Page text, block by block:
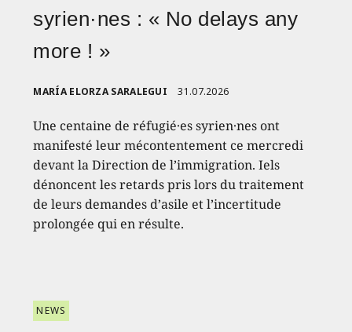
syrien·nes : « No delays any
more ! »
MARÍA ELORZA SARALEGUI 31.07.2026
Une centaine de réfugié·es syrien·nes ont
manifesté leur mécontentement ce mercredi
devant la Direction de l’immigration. Iels
dénoncent les retards pris lors du traitement
de leurs demandes d’asile et l’incertitude
prolongée qui en résulte.
NEWS